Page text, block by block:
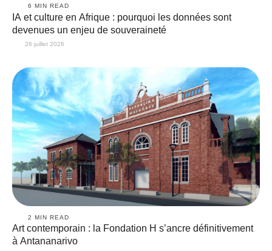
6 MIN READ
IA et culture en Afrique : pourquoi les données sont
devenues un enjeu de souveraineté
26 juillet 2026
2 MIN READ
Art contemporain : la Fondation H s’ancre définitivement
à Antananarivo